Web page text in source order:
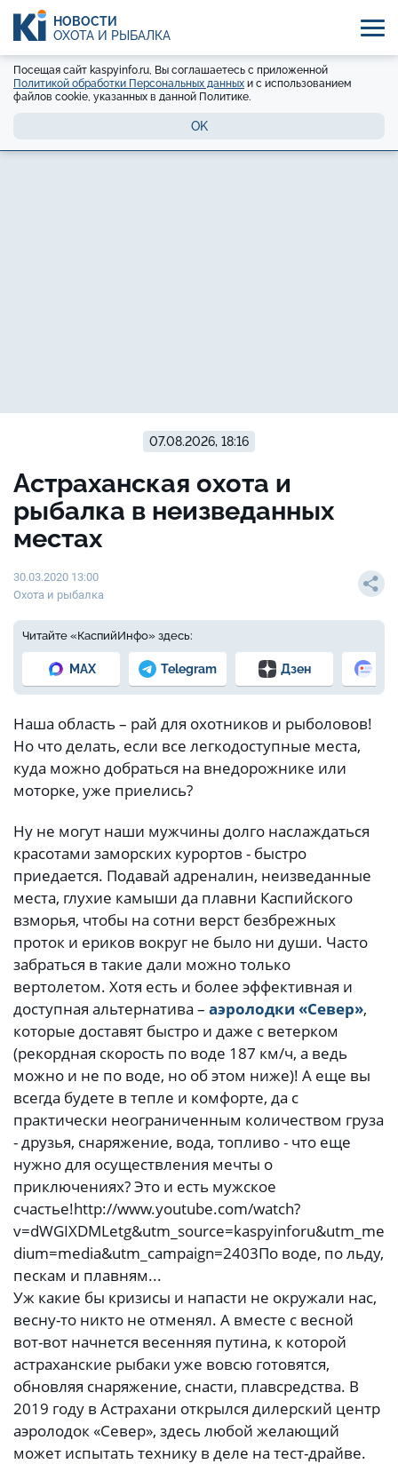
НОВОСТИ
ОХОТА И РЫБАЛКА
Посещая сайт kaspyinfo.ru, Вы соглашаетесь с приложенной
Политикой обработки Персональных данных и с использованием
файлов cookie, указанных в данной Политике.
OK
07.08.2026, 18:16
Астраханская охота и
рыбалка в неизведанных
местах
30.03.2020 13:00
Охота и рыбалка
Читайте «КаспийИнфо» здесь:
MAX Telegram Дзен
Наша область – рай для охотников и рыболовов!
Но что делать, если все легкодоступные места,
куда можно добраться на внедорожнике или
моторке, уже приелись?
Ну не могут наши мужчины долго наслаждаться
красотами заморских курортов - быстро
приедается. Подавай адреналин, неизведанные
места, глухие камыши да плавни Каспийского
взморья, чтобы на сотни верст безбрежных
проток и ериков вокруг не было ни души. Часто
забраться в такие дали можно только
вертолетом. Хотя есть и более эффективная и
доступная альтернатива – аэролодки «Север»,
которые доставят быстро и даже с ветерком
(рекордная скорость по воде 187 км/ч, а ведь
можно и не по воде, но об этом ниже)! А еще вы
всегда будете в тепле и комфорте, да с
практически неограниченным количеством груза
- друзья, снаряжение, вода, топливо - что еще
нужно для осуществления мечты о
приключениях? Это и есть мужское
счастье!http://www.youtube.com/watch?
v=dWGIXDMLetg&utm_source=kaspyinforu&utm_me
dium=media&utm_campaign=2403По воде, по льду,
пескам и плавням...
Уж какие бы кризисы и напасти не окружали нас,
весну-то никто не отменял. А вместе с весной
вот-вот начнется весенняя путина, к которой
астраханские рыбаки уже вовсю готовятся,
обновляя снаряжение, снасти, плавсредства. В
2019 году в Астрахани открылся дилерский центр
аэролодок «Север», здесь любой желающий
может испытать технику в деле на тест-драйве.